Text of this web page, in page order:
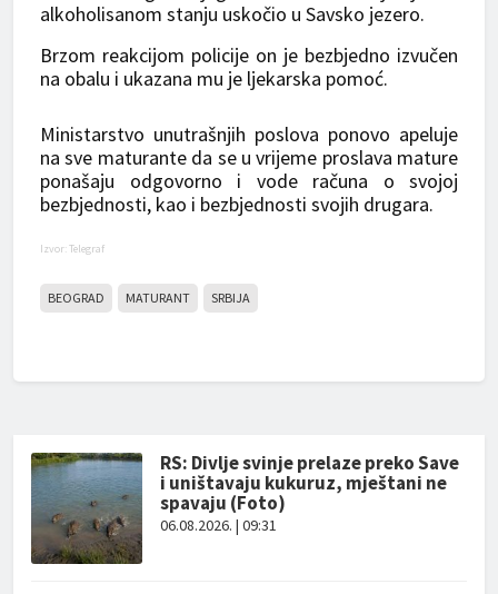
alkoholisanom stanju uskočio u Savsko jezero.
Brzom reakcijom policije on je bezbjedno izvučen
na obalu i ukazana mu je ljekarska pomoć.
Ministarstvo unutrašnjih poslova ponovo apeluje
na sve maturante da se u vrijeme proslava mature
ponašaju odgovorno i vode računa o svojoj
bezbjednosti, kao i bezbjednosti svojih drugara.
Izvor: Telegraf
BEOGRAD MATURANT SRBIJA
RS: Divlje svinje prelaze preko Save
i uništavaju kukuruz, mještani ne
spavaju (Foto)
06.08.2026. | 09:31